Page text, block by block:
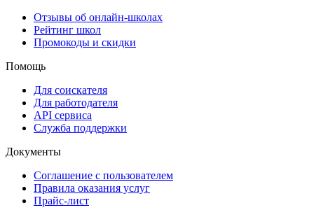
Отзывы об онлайн-школах
Рейтинг школ
Промокоды и скидки
Помощь
Для соискателя
Для работодателя
API сервиса
Служба поддержки
Документы
Соглашение с пользователем
Правила оказания услуг
Прайс-лист